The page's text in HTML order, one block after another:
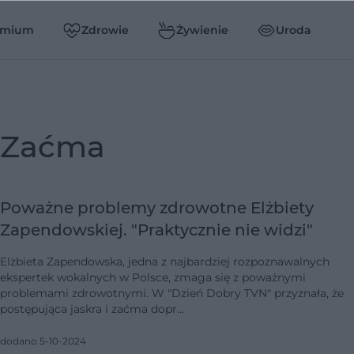
Zdrowie Żywienie Uroda
zaćma
Poważne problemy zdrowotne Elżbiety
Zapendowskiej. "Praktycznie nie widzi"
Elżbieta Zapendowska, jedna z najbardziej rozpoznawalnych
ekspertek wokalnych w Polsce, zmaga się z poważnymi
problemami zdrowotnymi. W "Dzień Dobry TVN" przyznała, że
postępująca jaskra i zaćma dopr…
dodano 5-10-2024